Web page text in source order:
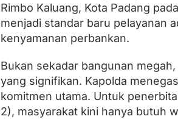
t
a
n
d
r
K
e
n
y
Rimbo Kaluang, Kota Padang
menjadi standar baru pelayanan
kenyamanan perbankan.
Bukan sekadar bangunan
yang signifikan. Kapolda
komitmen utama. Untuk
2), masyarakat kini hanya butuh